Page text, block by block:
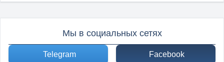
Мы в социальных сетях
Telegram Facebook